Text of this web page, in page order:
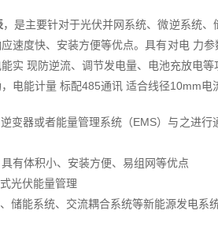
，是主要针对于光伏并网系统、微逆系统
速度快、安装方便等优点。具有对电 力
实 现防逆流、调节发电量、电池充放电
电能计量 标配485通讯 适合线径10mm
变器或者能量管理系统（EMS）与之进
有体积小、安装方便、易组网等优点
光伏能量管理
储能系统、交流耦合系统等新能源发电系